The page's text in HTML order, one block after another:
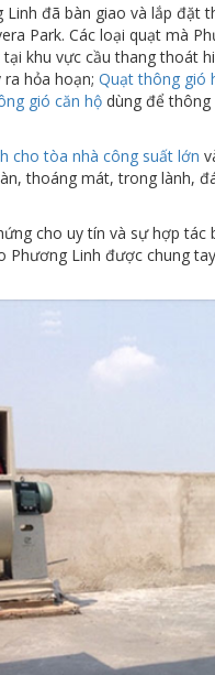
đã bàn giao và lắp đặt
Park. Các loại quạt mà
khu vực cầu thang thoát
hỏa hoạn; Quạt thông gió
gió căn hộ dùng để
cho tòa nhà công suất lớn
thoáng mát, trong lành,
cho uy tín và sự hợp
Phương Linh được chung